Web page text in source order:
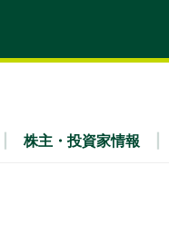
株主・投資家情報